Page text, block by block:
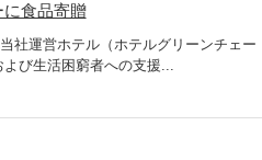
食品寄贈
社運営ホテル（ホテルグリーンチェー
び生活困窮者への支援...